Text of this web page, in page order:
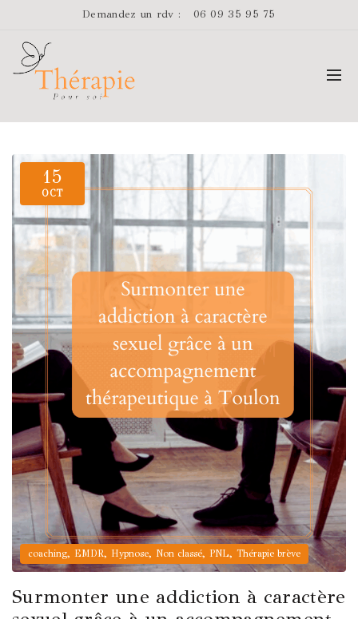
Demandez un rdv : 06 09 35 95 75
15
OCT
coaching, EMDR, Hypnose, Non classé, PNL, Thérapie brève
Surmonter une addiction à caractère